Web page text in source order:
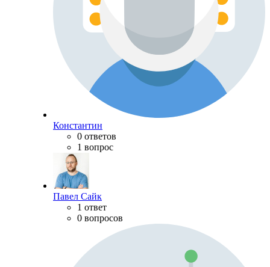
Константин
0 ответов
1 вопрос
Павел Сайк
1 ответ
0 вопросов